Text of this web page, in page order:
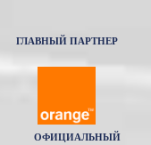
ГЛАВНЫЙ ПАРТНЕР
ОФИЦИАЛЬНЫЙ